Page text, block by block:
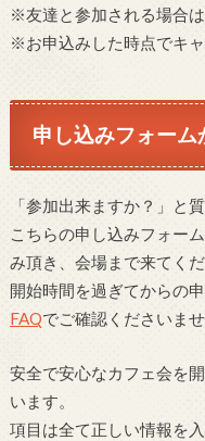
※友達と参加される場合
※お申込みした時点でキ
申し込みフォーム
「参加出来ますか？」と
こちらの申し込みフォー
み頂き、会場まで来てくだ
開始時間を過ぎてからの
FAQでご確認くださいませ
安全で安心なカフェ会を
います。
項目は全て正しい情報を